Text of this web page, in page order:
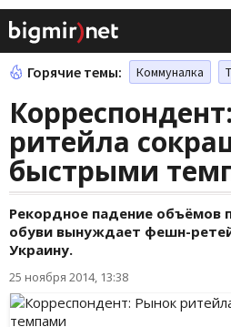
Горячие темы: Коммуналка
ритейла
быстрыми
Рекордное падение
обуви вынуждает фешн-
Украину.
25 ноября 2014, 13:38